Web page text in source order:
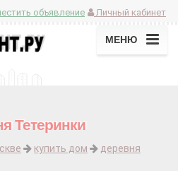
Личный кабинет
объявление
МЕНЮ
Тетеринки
купить дом
деревня